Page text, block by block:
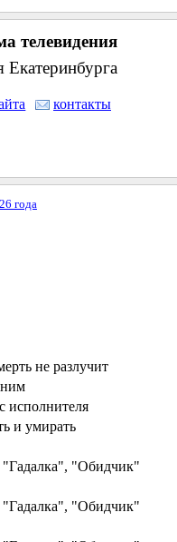
телевидения
Екатеринбурга
контакты
года
не разлучит
исполнителя
и умирать
"Обидчик"
"Обидчик"